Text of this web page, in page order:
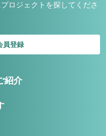
ロジェクトを探してくださ
員登録
紹介